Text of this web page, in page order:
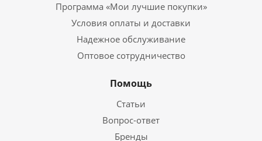
Программа «Мои лучшие покупки»
Условия оплаты и доставки
Надежное обслуживание
Оптовое сотрудничество
Помощь
Статьи
Вопрос-ответ
Бренды